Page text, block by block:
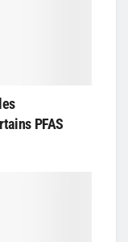
PFAS